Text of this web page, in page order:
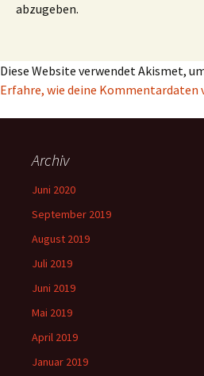
abzugeben.
Diese Website verwendet Akismet,
Erfahre, wie deine Kommentardaten
Archiv
Juni 2020
September 2019
August 2019
Juli 2019
Juni 2019
Mai 2019
April 2019
Januar 2019